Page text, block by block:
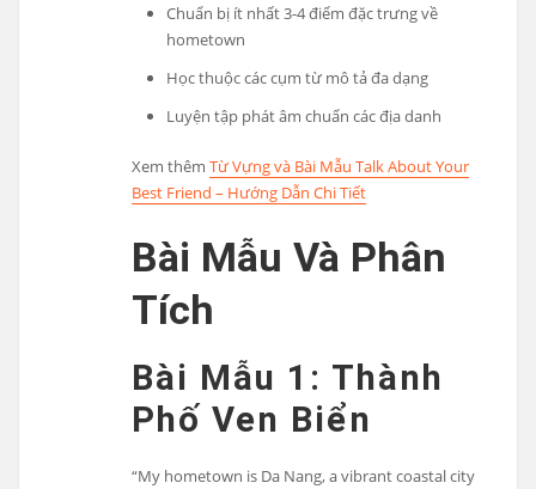
Chuẩn bị ít nhất 3-4 điểm đặc trưng về
hometown
Học thuộc các cụm từ mô tả đa dạng
Luyện tập phát âm chuẩn các địa danh
Xem thêmTừ Vựng và Bài Mẫu Talk About Your
Best Friend – Hướng Dẫn Chi Tiết
Bài Mẫu Và Phân
Tích
Bài Mẫu 1: Thành
Phố Ven Biển
“My hometown is Da Nang, a vibrant coastal city